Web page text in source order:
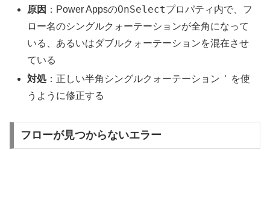
原因 ：Power AppsのOnSelectプロパティ内で、フ
ロー名のシングルクォーテーションが全角になって
いる、あるいはダブルクォーテーションを混在させ
ている
対処 ：正しい半角シングルクォーテーション ' を使
うように修正する
フローが見つからないエラー